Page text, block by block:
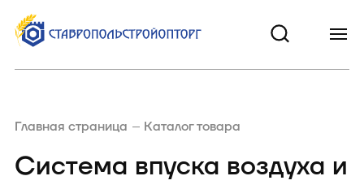
Главная страница Каталог товара
Система впуска воздуха и